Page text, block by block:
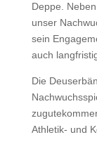
Deppe.
unser
sein
auch
Die
Athletik- und